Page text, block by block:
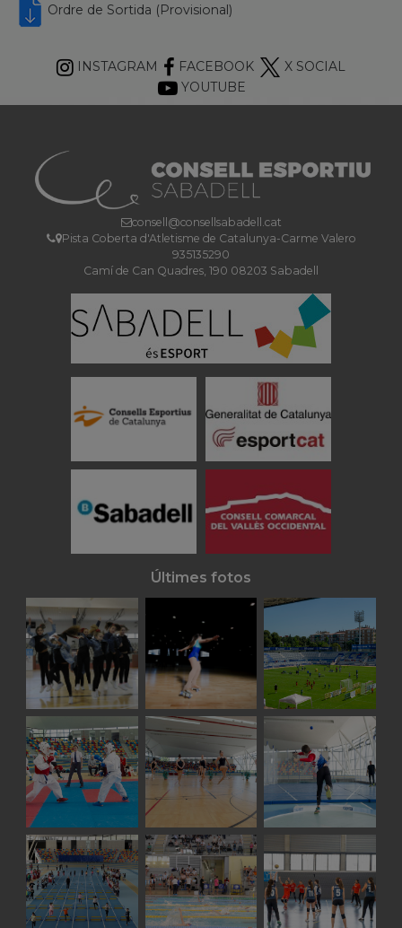
Ordre de Sortida (Provisional)
INSTAGRAM FACEBOOK
X SOCIAL
YOUTUBE
consell@consellsabadell.cat
Pista Coberta d'Atletisme de Catalunya-Carme Valero
935135290
Camí de Can Quadres, 190 08203 Sabadell
Últimes fotos